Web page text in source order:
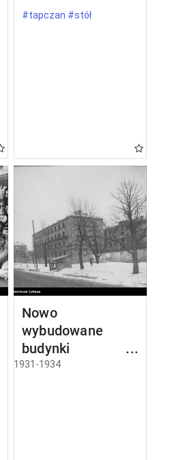
#tapczan #stół
Nowo
wybudowane
budynki w
Częstochowie
1931-1934